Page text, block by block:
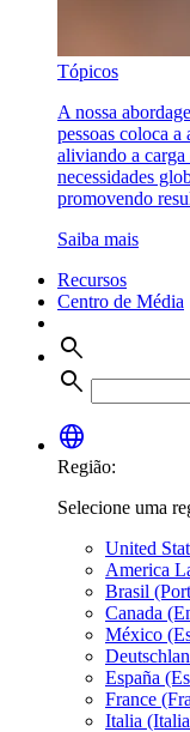
Tópicos
A nossa
pessoas coloca
aliviando a carga
necessidades
promovendo
Saiba mais
Recursos
Centro de Média
search
search
language
Região:
Selecione uma
United
America
Brasil
Canada
México
España
France
Italia